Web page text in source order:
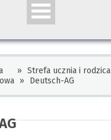
» Strefa ucznia i rodzica
» Deutsch-AG